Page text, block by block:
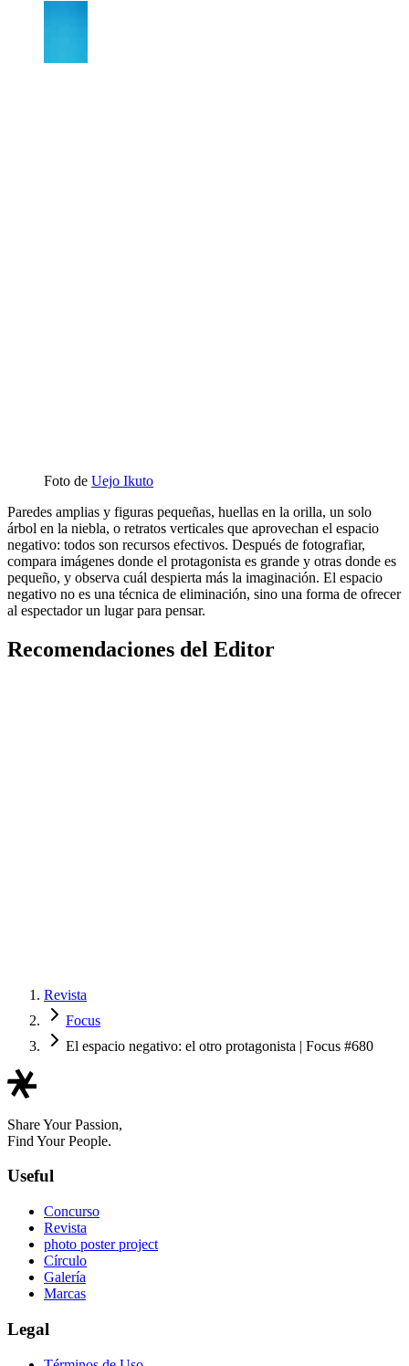
Foto de Uejo Ikuto
Paredes amplias y figuras pequeñas, huellas en la orilla, un solo
árbol en la niebla, o retratos verticales que aprovechan el espacio
negativo: todos son recursos efectivos. Después de fotografiar,
compara imágenes donde el protagonista es grande y otras donde es
pequeño, y observa cuál despierta más la imaginación. El espacio
negativo no es una técnica de eliminación, sino una forma de ofrecer
al espectador un lugar para pensar.
Recomendaciones del Editor
Revista
Focus
El espacio negativo: el otro protagonista | Focus #680
Share Your Passion,
Find Your People.
Useful
Concurso
Revista
photo poster project
Círculo
Galería
Marcas
Legal